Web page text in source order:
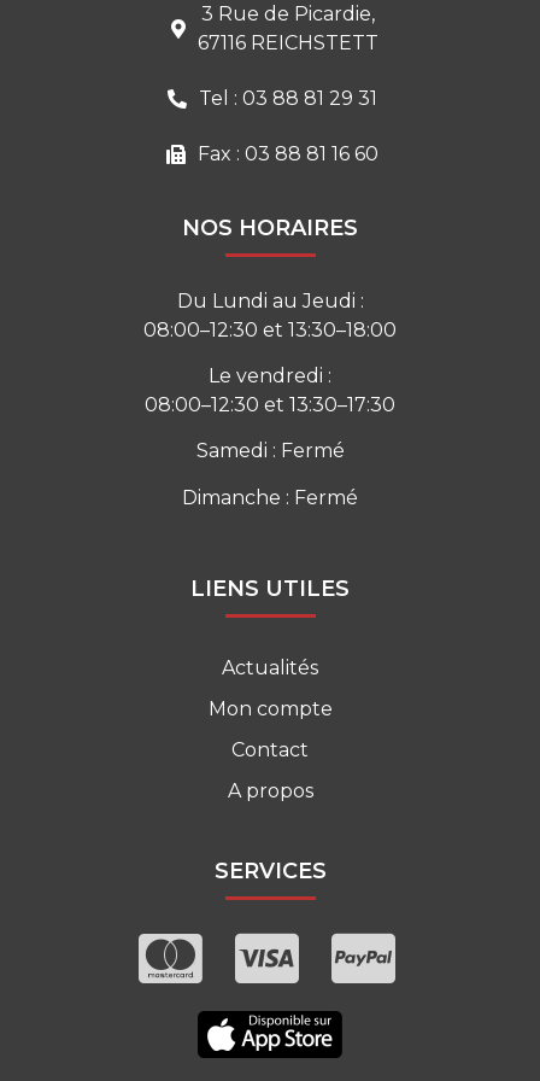
3 Rue de Picardie,
67116 REICHSTETT
Tel : 03 88 81 29 31
Fax : 03 88 81 16 60
NOS HORAIRES
Du Lundi au Jeudi :
08:00–12:30 et 13:30–18:00
Le vendredi :
08:00–12:30 et 13:30–17:30
Samedi : Fermé
Dimanche : Fermé
LIENS UTILES
Actualités
Mon compte
Contact
A propos
SERVICES